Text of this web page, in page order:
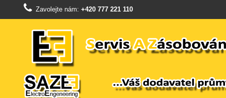
Zavolejte nám: +420 777 221 110